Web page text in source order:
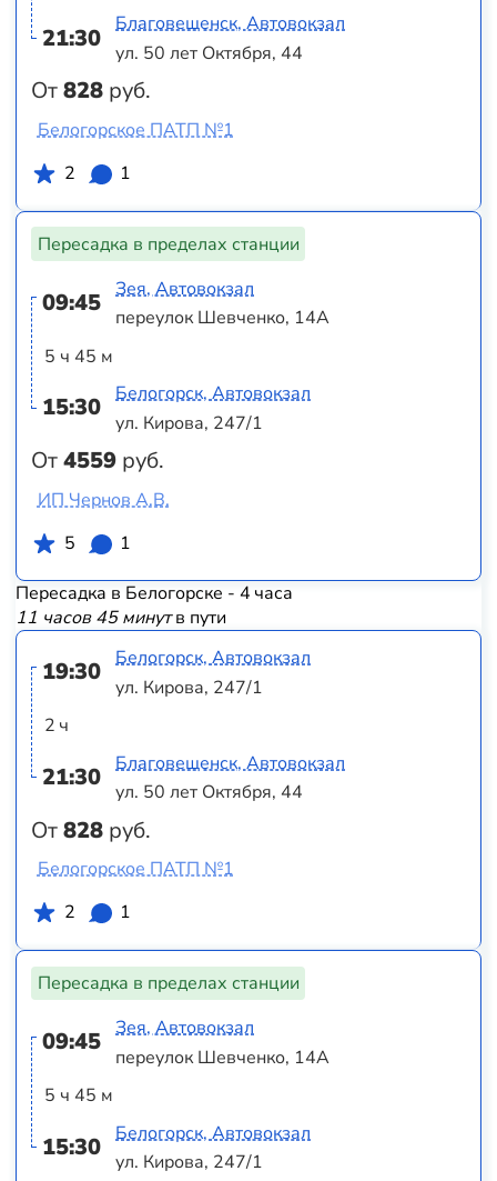
21:30
От828 руб.
Благовещенск, Автовокзал
ул. 50 лет Октября, 44
Белогорское ПАТП №1
2
1
Пересадка в пределах станции
09:45
5 ч 45 м
15:30
От4559 руб.
Зея, Автовокзал
переулок Шевченко, 14А
Белогорск, Автовокзал
ул. Кирова, 247/1
ИП Чернов А.В.
5
1
Пересадка в Белогорске - 4 часа
11 часов 45 минутв пути
19:30
2 ч
21:30
От828 руб.
Белогорск, Автовокзал
ул. Кирова, 247/1
Благовещенск, Автовокзал
ул. 50 лет Октября, 44
Белогорское ПАТП №1
2
1
Пересадка в пределах станции
09:45
5 ч 45 м
15:30
Зея, Автовокзал
переулок Шевченко, 14А
Белогорск, Автовокзал
ул. Кирова, 247/1